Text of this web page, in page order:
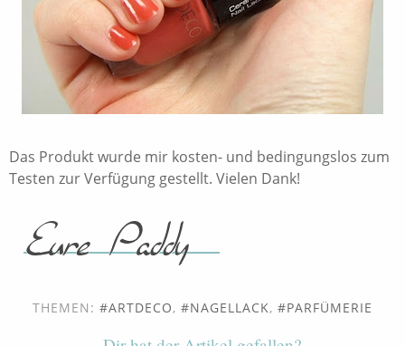
Das Produkt wurde mir kosten- und bedingungslos zum
Testen zur Verfügung gestellt. Vielen Dank!
THEMEN: ARTDECO, NAGELLACK, PARFÜMERIE